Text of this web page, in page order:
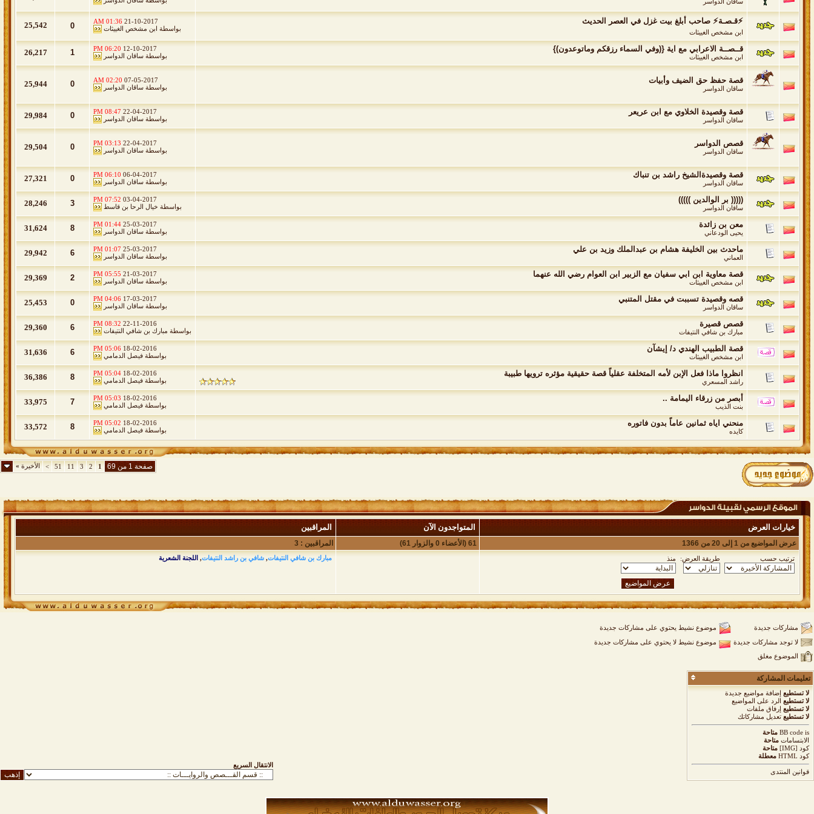
⚡قـصـة⚡ صاحب أبلغ بيت غزل في العصر الحديث
ابن مشخص الغييثات
21-10-2017
01:36 AM
بواسطة ابن مشخص الغييثات 0
25,542
قــصــة الاعرابي مع اية {(وفي السماء رزقكم وماتوعدون)}
ابن مشخص الغييثات
12-10-2017
06:20 PM
بواسطة ساقان الدواسر 1
26,217
قصة حفظ حق الضيف وأبيات
ساقان الدواسر
07-05-2017
02:20 AM
بواسطة ساقان الدواسر 0
25,944
قصة وقصيدة الخلاوي مع ابن عريعر
ساقان الدواسر
22-04-2017
08:47 PM
بواسطة ساقان الدواسر 0
29,984
قصص الدواسر
ساقان الدواسر
22-04-2017
03:13 PM
بواسطة ساقان الدواسر 0
29,504
قصة وقصيدةالشيخ راشد بن تنباك
ساقان الدواسر
06-04-2017
06:10 PM
بواسطة ساقان الدواسر 0
27,321
((((( بر الوالدين )))))
ساقان الدواسر
03-04-2017
07:52 PM
بواسطة خيال الرحا بن قاسط 3
28,246
معن بن زائدة
يحيى الودعاني
25-03-2017
01:44 PM
بواسطة ساقان الدواسر 8
31,624
ماحدث بين الخليفة هشام بن عبدالملك وزيد بن علي
العماني
25-03-2017
01:07 PM
بواسطة ساقان الدواسر 6
29,942
قصة معاوية ابن ابي سفيان مع الزبير ابن العوام رضي الله عنهما
ابن مشخص الغييثات
21-03-2017
05:55 PM
بواسطة ساقان الدواسر 2
29,369
قصه وقصيدة تسببت في مقتل المتنبي
ساقان الدواسر
17-03-2017
04:06 PM
بواسطة ساقان الدواسر 0
25,453
قصص قصيرة
مبارك بن شافي النتيفات
22-11-2016
08:32 PM
بواسطة مبارك بن شافي النتيفات 6
29,360
قصة الطبيب الهندي د/ إيشآن
ابن مشخص الغييثات
18-02-2016
05:06 PM
بواسطة فيصل الدمامي 6
31,636
انظروا ماذا فعل الإبن لأمه المتخلفة عقلياً قصة حقيقية مؤثره ترويها طبيبة
راشد المسعري
18-02-2016
05:04 PM
بواسطة فيصل الدمامي 8
36,386
أبصر من زرقاء اليمامة ..
بنت الذيب
18-02-2016
05:03 PM
بواسطة فيصل الدمامي 7
33,975
منحني اياه ثمانين عاماً بدون فاتوره
كايده
18-02-2016
05:02 PM
بواسطة فيصل الدمامي 8
33,572
صفحة 1 من 69 1
2
3
11
51
> الأخيرة»
خيارات العرض المتواجدون الآن المراقبين
عرض المواضيع من 1 إلى 20 من 1366 61 (الأعضاء 0 والزوار 61) المراقبين : 3
ترتيب حسب طريقة العرض: منذ مبارك بن شافي النتيفات, شافي بن راشد النتيفات, اللجنة الشعرية
مشاركات جديدة
موضوع نشيط يحتوي على مشاركات جديدة
لا توجد مشاركات جديدة
موضوع نشيط لا يحتوي على مشاركات جديدة
الموضوع مغلق
تعليمات المشاركة
لا تستطيع إضافة مواضيع جديدة
لا تستطيع الرد على المواضيع
لا تستطيع إرفاق ملفات
لا تستطيع تعديل مشاركاتك
BB code is
متاحة
الابتسامات متاحة
كود [IMG]
متاحة
كود HTML
معطلة
قوانين المنتدى
الانتقال السريع